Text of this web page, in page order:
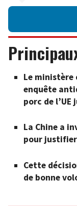
Le ministère
enquête
porc de l’UE
La Chine a
pour
Cette
de bonne